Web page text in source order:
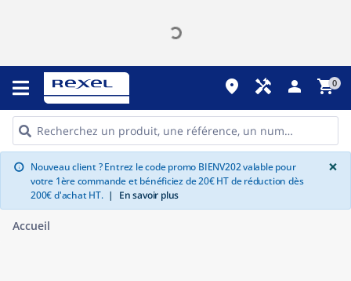
place handyman person shopping_cart0
info Nouveau client ? Entrez le code promo BIENV202 valable pour
votre 1ère commande et bénéficiez de 20€ HT de réduction dès
200€ d'achat HT. | En savoir plus
×
Accueil